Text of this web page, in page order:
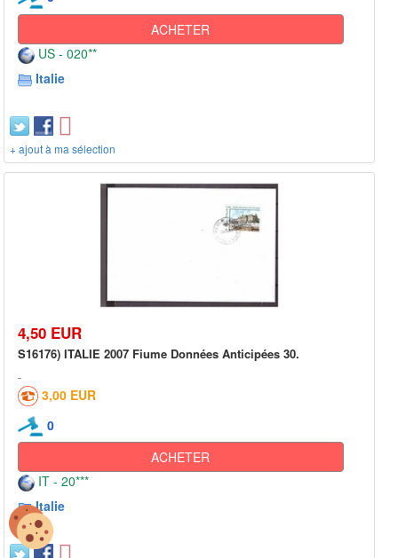
ACHETER
US - 020**
Italie
+ ajout à ma sélection
4,50 EUR
S16176) ITALIE 2007 Fiume Données Anticipées 30.
3,00 EUR
0
ACHETER
IT - 20***
Italie